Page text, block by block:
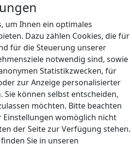
um Ihnen ein optimales
Dazu zählen Cookies, die für
für die Steuerung unserer
notwendig sind, sowie
Statistikzwecken, für
zur Anzeige personalisierter
können selbst entscheiden,
möchten. Bitte beachten
Einstellungen womöglich nicht
der Seite zur Verfügung stehen.
Sie in unseren